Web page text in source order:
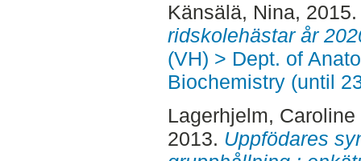
Känsälä, Nina,
ridskolehästar år
(VH) > Dept. of
Biochemistry (until
Lagerhjelm, Caroline
2013. Uppfödares